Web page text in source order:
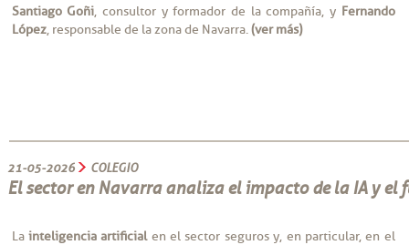
Santiago Goñi, consultor y formador de la compañía, y Fernando
López, responsable de la zona de Navarra.(ver más)
21-05-2026 COLEGIO
El sector en Navarra analiza el impacto de la IA y el
La inteligencia artificialen el sector seguros y, en particular, en el